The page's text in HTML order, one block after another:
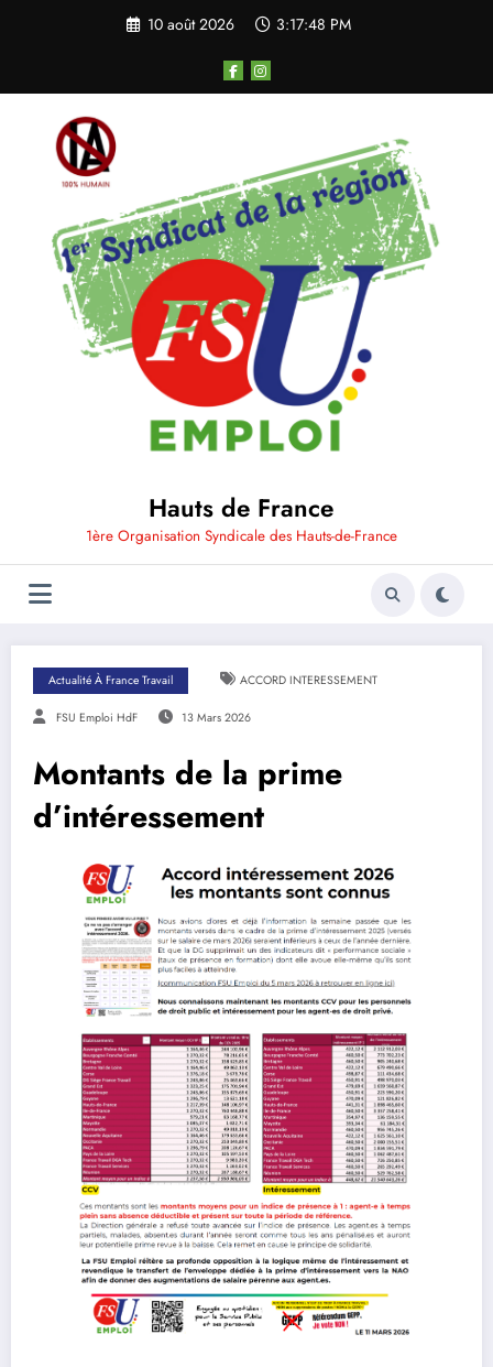
10 août 2026 3:17:48 PM
Hauts de France
1ère Organisation Syndicale des Hauts-de-France
Actualité À France Travail ACCORD INTERESSEMENT
FSU Emploi HdF 13 Mars 2026
Montants de la prime
d’intéressement